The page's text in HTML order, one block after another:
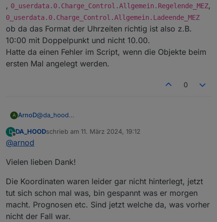
, 0_userdata.0.Charge_Control.Allgemein.Regelende_MEZ,
0_userdata.0.Charge_Control.Allgemein.Ladeende_MEZ
ob da das Format der Uhrzeiten richtig ist also z.B.
10:00 mit Doppelpunkt und nicht 10.00.
Hatte da einen Fehler im Script, wenn die Objekte beim
ersten Mal angelegt werden.
0
A ArnoD@da_hood
nicht gelesen werden können. Kontrolliere mal die
verwenden“ aktiviert hast, die Systemeinstellungen vom
D
Offline
DA_HOODschrieb am 11. März 2024, 19:12
zuletzt editiert von
@arnod
Vielen lieben Dank!
Die Koordinaten waren leider gar nicht hinterlegt, jetzt
tut sich schon mal was, bin gespannt was er morgen
macht. Prognosen etc. Sind jetzt welche da, was vorher
nicht der Fall war.